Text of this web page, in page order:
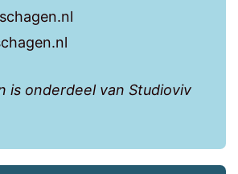
is onderdeel van Studioviv